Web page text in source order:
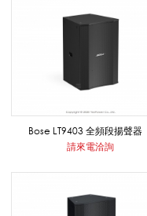
Bose LT9403 全頻段揚聲器
請來電洽詢